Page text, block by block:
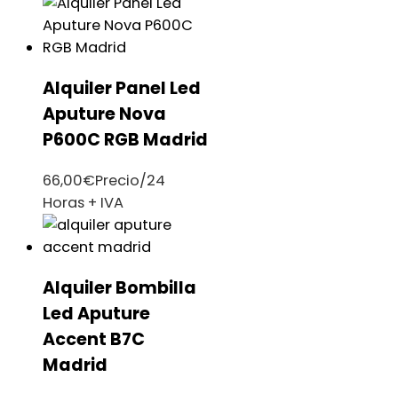
Alquiler Panel Led
Aputure Nova
P600C RGB Madrid
66,00€Precio/24
Horas + IVA
Alquiler Bombilla
Led Aputure
Accent B7C
Madrid